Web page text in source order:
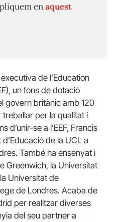
enaquest
de l’Education
un fons de dotació
govern britànic amb 120
treballar per la qualitat i
d’unir-se a l’EEF, Francis
de la UCL a
També ha ensenyat i
Greenwich, la Universitat
Universitat de
de Londres. Acaba de
per realitzar diverses
del seu partner a